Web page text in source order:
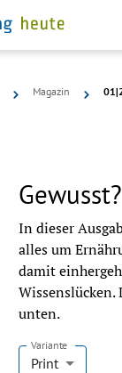
Magazin
Gewusst?
In dieser
alles um
damit
unten.
Variante
Print